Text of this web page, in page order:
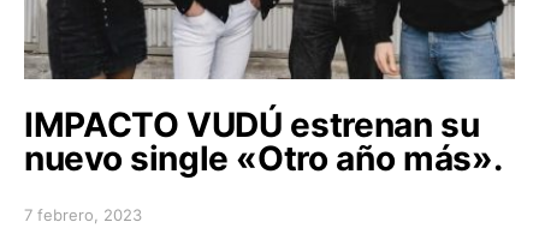
IMPACTO VUDÚ estrenan su
nuevo single «Otro año más».
Posted on
7 febrero, 2023